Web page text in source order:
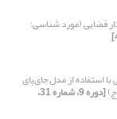
فضایی (مورد شناسی:
استفاده از مدل جای‌‌پای
[دوره 9، شماره 31،